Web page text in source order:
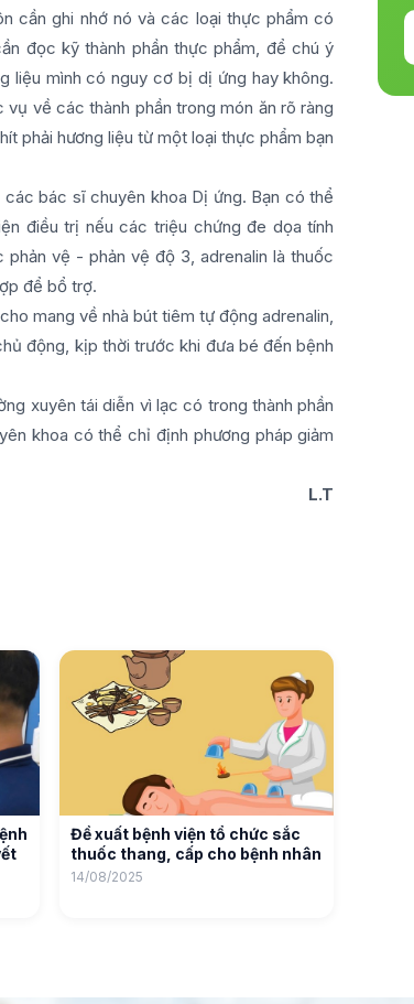
cần ghi nhớ nó và các loại thực phẩm có
đọc kỹ thành phần thực phẩm, để chú ý
liệu mình có nguy cơ bị dị ứng hay không.
vụ về các thành phần trong món ăn rõ ràng
phải hương liệu từ một loại thực phẩm bạn
bác sĩ chuyên khoa Dị ứng. Bạn có thể
điều trị nếu các triệu chứng đe dọa tính
vệ - phản vệ độ 3, adrenalin là thuốc
để bổ trợ.
mang về nhà bút tiêm tự động adrenalin,
động, kịp thời trước khi đưa bé đến bệnh
xuyên tái diễn vì lạc có trong thành phần
khoa có thể chỉ định phương pháp giảm
L.T
Đề xuất bệnh viện tổ chức sắc
thuốc thang, cấp cho bệnh nhân
14/08/2025